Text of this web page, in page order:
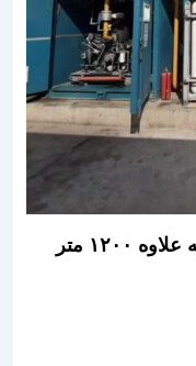
۱۶۰۰متر جایگاه CNGپمپ گاز به علاوه ۱۲۰۰ متر